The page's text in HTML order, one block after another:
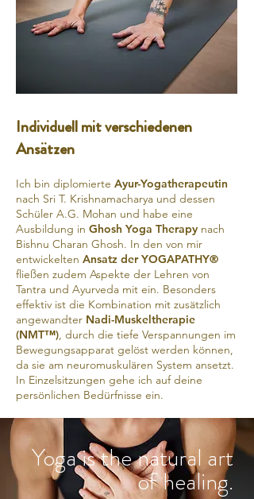
Individuell mit verschiedenen
Ansätzen
Ich bin diplomierte Ayur-Yogatherapeutin
nach Sri T. Krishnamacharya und dessen
Schüler A.G. Mohan und habe eine
Ausbildung in Ghosh Yoga Therapy nach
Bishnu Charan Ghosh. In den von mir
entwickelten Ansatz der YOGAPATHY®
fließen zudem Aspekte der Lehren von
Tantra und Ayurveda mit ein. Besonders
effektiv ist die Kombination mit zusätzlich
angewandter Nadi-Muskeltherapie
(NMT™), durch die tiefe Verspannungen im
Bewegungsapparat gelöst werden können,
da sie am neuromuskulären System ansetzt.
In Einzelsitzungen gehe ich auf deine
persönlichen Bedürfnisse ein.
Yoga is the natural art
of healing.